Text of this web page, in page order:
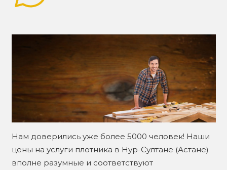
Нам доверились уже более 5000 человек! Наши
цены на услуги плотника в Нур-Султане (Астане)
вполне разумные и соответствуют